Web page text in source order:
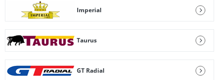
Imperial
Taurus
GT Radial